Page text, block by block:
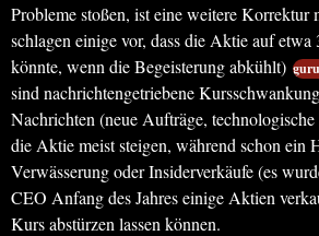
Probleme stoßen, ist eine weitere Korrektur
schlagen einige vor, dass die Aktie auf
könnte, wenn die Begeisterung abkühlt)
sind nachrichtengetriebene
Nachrichten (neue Aufträge, technologische
die Aktie meist steigen, während schon ein
Verwässerung oder Insiderverkäufe (es
CEO Anfang des Jahres einige Aktien
Kurs abstürzen lassen können.